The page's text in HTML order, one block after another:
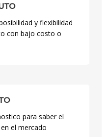
y flexibilidad
con bajo costo o
para saber el
el mercado